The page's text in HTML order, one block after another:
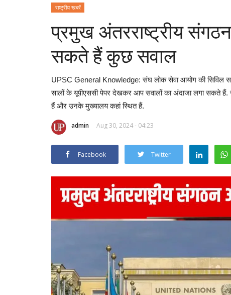
राष्ट्रीय खबरें
प्रमुख अंतरराष्ट्रीय
सकते हैं कुछ सवाल
UPSC General Knowledge: संघ लोक सेवा आयोग की सिविल
सालों के यूपीएससी पेपर देखकर आप सवालों का अंदाजा लगा सकते
हैं और उनके मुख्यालय कहां स्थित हैं.
admin Aug 30, 2024 - 04:23
Facebook Twitter